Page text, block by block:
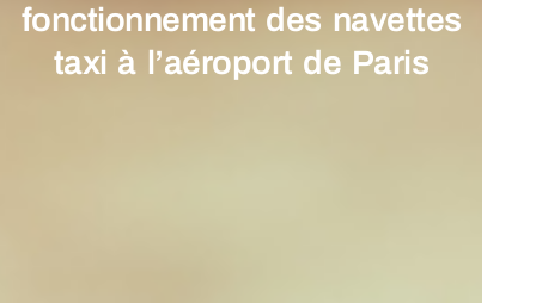
fonctionnement des navettes
taxi à l’aéroport de Paris